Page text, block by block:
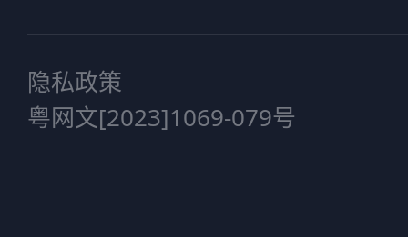
隐私政策
粤网文[2023]1069-079号